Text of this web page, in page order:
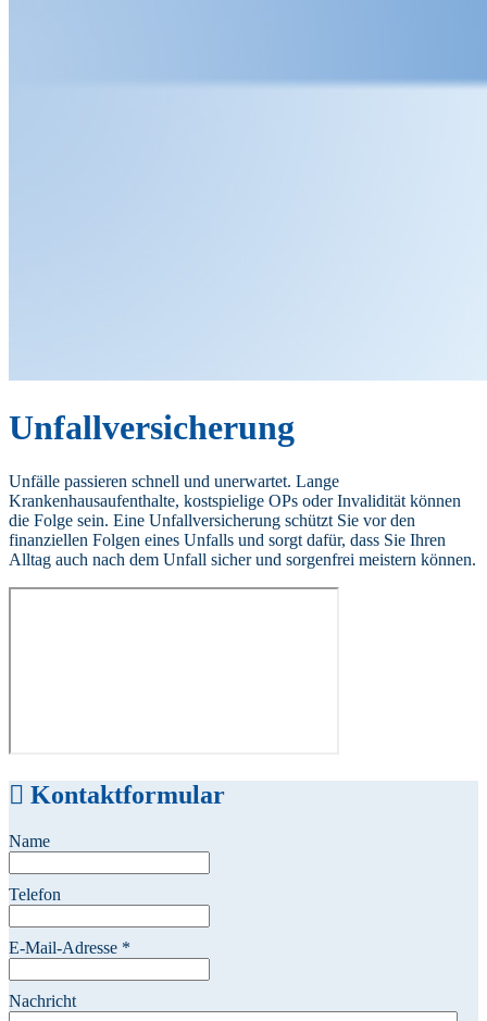
Unfallversicherung
Unfälle passieren schnell und unerwartet. Lange
Krankenhausaufenthalte, kostspielige OPs oder Invalidität können
die Folge sein. Eine Unfallversicherung schützt Sie vor den
finanziellen Folgen eines Unfalls und sorgt dafür, dass Sie Ihren
Alltag auch nach dem Unfall sicher und sorgenfrei meistern können.
Kontaktformular
Name
Telefon
E-Mail-Adresse *
Nachricht